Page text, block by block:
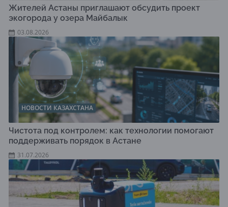
Жителей Астаны приглашают обсудить проект
экогорода у озера Майбалык
03.08.2026
НОВОСТИ КАЗАХСТАНА
Чистота под контролем: как технологии помогают
поддерживать порядок в Астане
31.07.2026